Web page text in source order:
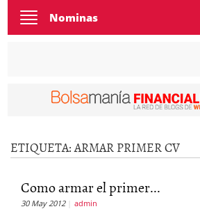
Toggle
navigation
Nominas
ETIQUETA:ARMAR PRIMER CV
Como armar el primer...
30 May 2012 admin